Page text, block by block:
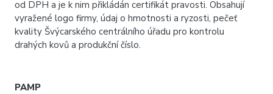
od DPH a je k nim přikládán certifikát pravosti. Obsahují
vyražené logo firmy, údaj o hmotnosti a ryzosti, pečeť
kvality Švýcarského centrálního úřadu pro kontrolu
drahých kovů a produkční číslo.
PAMP